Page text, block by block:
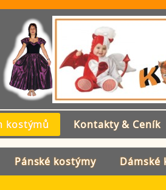
kostýmů Kontakty & Ceník
Pánské kostýmy Dámské